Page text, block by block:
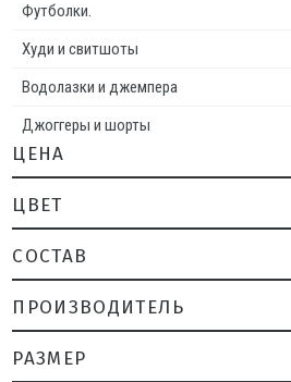
Футболки.
Худи и свитшоты
Водолазки и джемпера
Джоггеры и шорты
ЦЕНА
ЦВЕТ
CОСТАВ
ПРОИЗВОДИТЕЛЬ
РАЗМЕР